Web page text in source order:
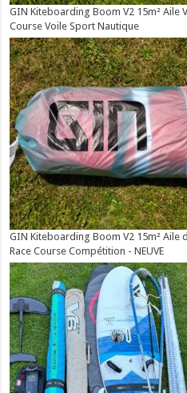
GIN Kiteboarding Boom V2 15m² Aile
Course Voile Sport Nautique
GIN Kiteboarding Boom V2 15m² Aile
Race Course Compétition - NEUVE